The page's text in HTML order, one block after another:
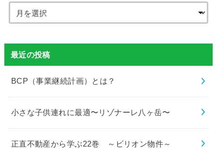
最近の投稿
BCP（事業継続計画）とは？
小さな子供連れに最適〜リゾナーレ八ヶ岳〜
正直不動産から学ぶ22巻 ～ビリオン物件～